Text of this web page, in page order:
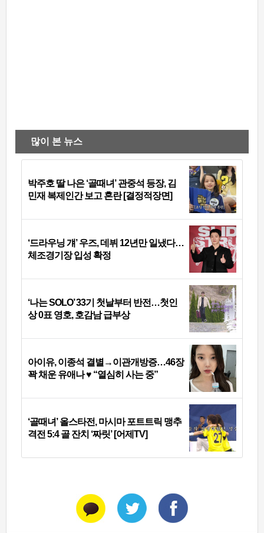
많이 본 뉴스
박주호 딸 나은 ‘골때녀’ 관중석 등장, 김
민재 복제인간 보고 혼란 [결정적장면]
‘드라우닝 걔’ 우즈, 데뷔 12년만 일냈다…
체조경기장 입성 확정
‘나는 SOLO’ 33기 첫날부터 반전…첫인
상 0표 영호, 호감남 급부상
아이유, 이종석 결별→이관개방증…46장
꽉 채운 유애나 ♥ “열심히 사는 중”
‘골때녀’ 올스타전, 마시마 포트트릭 맹추
격전 5:4 골 잔치 ‘짜릿’ [어제TV]